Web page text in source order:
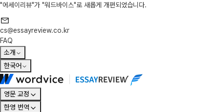
"에세이리뷰"가 "워드바이스"로 새롭게 개편되었습니다.
cs@essayreview.co.kr
FAQ
소개
한국어
영문 교정
한영 번역